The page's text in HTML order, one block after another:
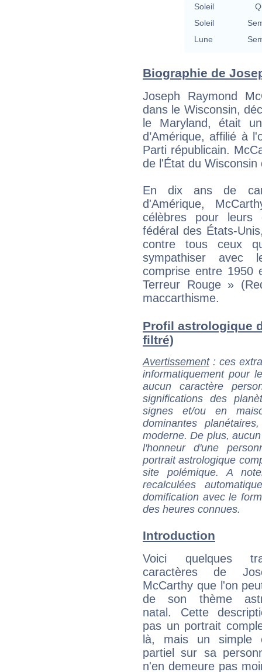
Soleil
Soleil
Lune
Biographie de
Joseph Raymond
dans le Wisconsin,
le Maryland, était
d’Amérique, affilié à
Parti républicain.
de l'État du Wisconsin
En dix ans de
d'Amérique,
célèbres pour leurs
fédéral des États-
contre tous ceux
sympathiser avec
comprise entre 1950
Terreur Rouge »
maccarthisme.
Profil astrologique
filtré)
Avertissement: ces
informatiquement pour
aucun caractère
significations des
signes et/ou en
dominantes
moderne. De plus,
l'honneur d'une
portrait astrologique
site polémique. A
recalculées
domification avec le
des heures connues.
Introduction
Voici quelques
caractères de
McCarthy que l'on
de son thème
natal. Cette
pas un portrait
là, mais un simple
partiel sur sa
n'en demeure pas